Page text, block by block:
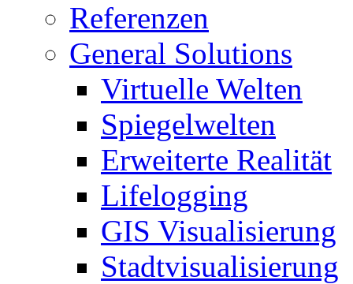
Referenzen
General Solutions
Virtuelle Welten
Spiegelwelten
Erweiterte Realität
Lifelogging
GIS Visualisierung
Stadtvisualisierung